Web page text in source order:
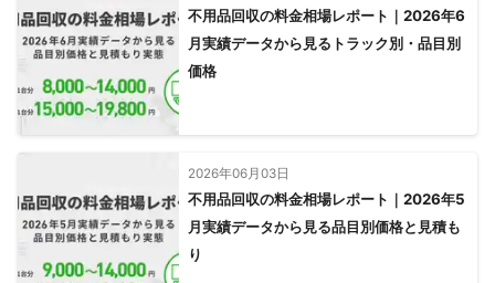
●平日は時間がなく相談したら、土日や夜間でも対応してくれて
助かりました。（会社員26歳）
●今回は査定額が見合わず不成立になりましたが、とても親切に
無料で見積もりをしてもらえました。次回もここに頼むつもりで
す。（会社員40歳）
●単身赴任が終わり一式処分をお願いしました。自宅に持ち帰る
荷物が少なくなってとても簡単に引っ越しが終わりました。（会
アピールポイント
不用品回収の料金相場レポート｜2026年6
月実績データから見るトラック別・品目別
価格
2026年06月03日
不用品回収の料金相場レポート｜2026年5
月実績データから見る品目別価格と見積も
り